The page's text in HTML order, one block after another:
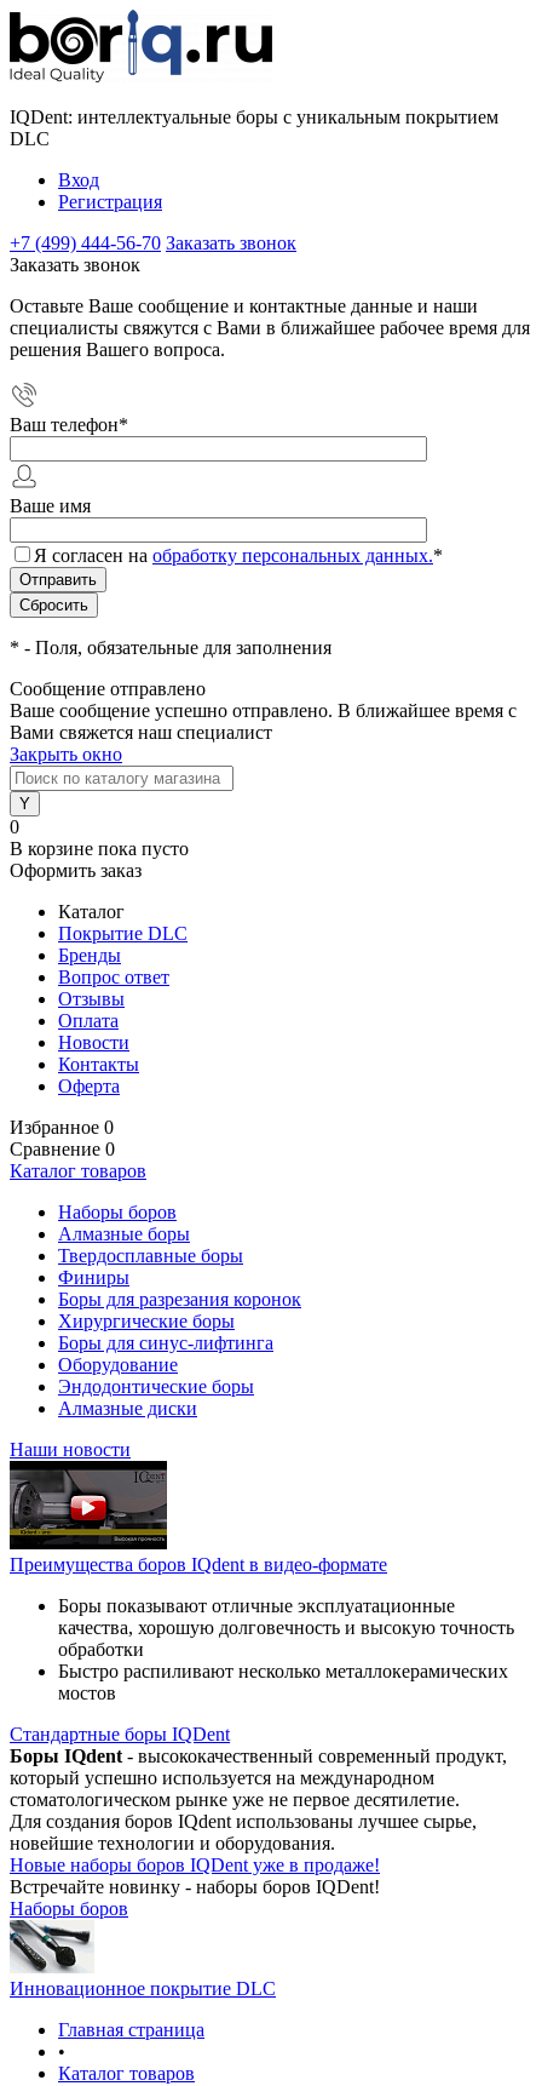
IQDent: интеллектуальные боры с уникальным покрытием
DLC
Вход
Регистрация
+7 (499) 444-56-70 Заказать звонок
Заказать звонок
Оставьте Ваше сообщение и контактные данные и наши
специалисты свяжутся с Вами в ближайшее рабочее время для
решения Вашего вопроса.
Ваш телефон*
Ваше имя
Я согласен на обработку персональных данных.*
* - Поля, обязательные для заполнения
Сообщение отправлено
Ваше сообщение успешно отправлено. В ближайшее время с
Вами свяжется наш специалист
Закрыть окно
0
В корзине пока пусто
Оформить заказ
Каталог
Покрытие DLC
Бренды
Вопрос ответ
Отзывы
Оплата
Новости
Контакты
Оферта
Избранное 0
Сравнение 0
Каталог товаров
Наборы боров
Алмазные боры
Твердосплавные боры
Финиры
Боры для разрезания коронок
Хирургические боры
Боры для синус-лифтинга
Оборудование
Эндодонтические боры
Алмазные диски
Наши новости
Преимущества боров IQdent в видео-формате
Боры показывают отличные эксплуатационные
качества, хорошую долговечность и высокую точность
обработки
Быстро распиливают несколько металлокерамических
мостов
Стандартные боры IQDent
Боры IQdent - высококачественный современный продукт,
который успешно используется на международном
стоматологическом рынке уже не первое десятилетие.
Для создания боров IQdent использованы лучшее сырье,
новейшие технологии и оборудования.
Новые наборы боров IQDent уже в продаже!
Встречайте новинку - наборы боров IQDent!
Наборы боров
Инновационное покрытие DLC
Главная страница
•
Каталог товаров